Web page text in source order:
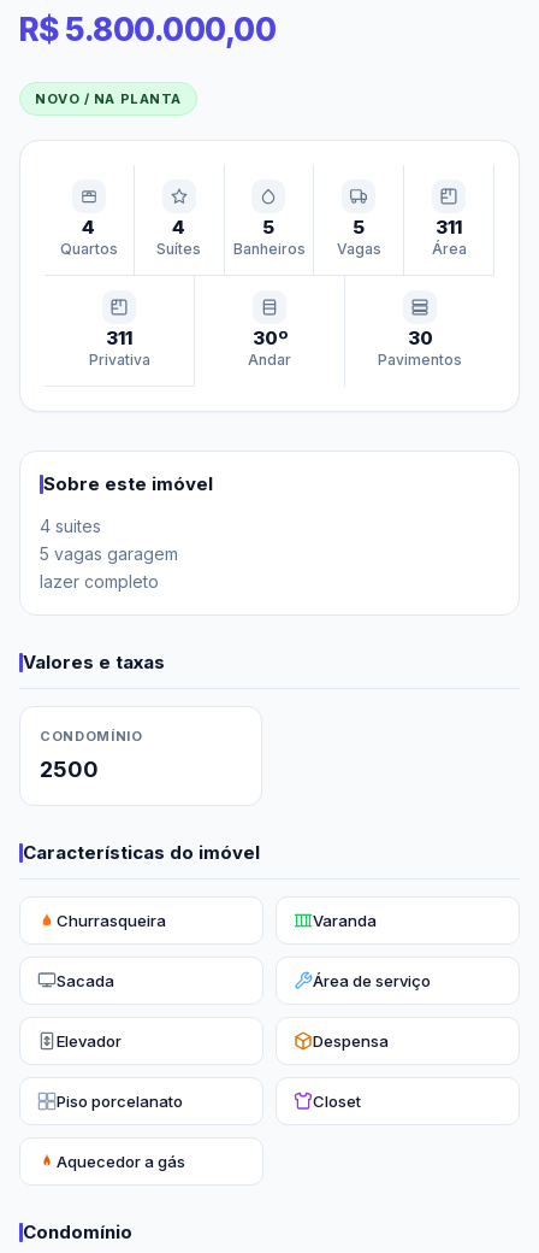
R$ 5.800.000,00
NOVO / NA PLANTA
4
Quartos
4
Suítes
5
Banheiros
5
Vagas
311
Área
311
Privativa
30º
Andar
30
Pavimentos
Sobre este imóvel
4 suites
5 vagas garagem
lazer completo
Valores e taxas
CONDOMÍNIO
2500
Características do imóvel
Churrasqueira Varanda
Sacada Área de serviço
Elevador Despensa
Piso porcelanato Closet
Aquecedor a gás
Condomínio